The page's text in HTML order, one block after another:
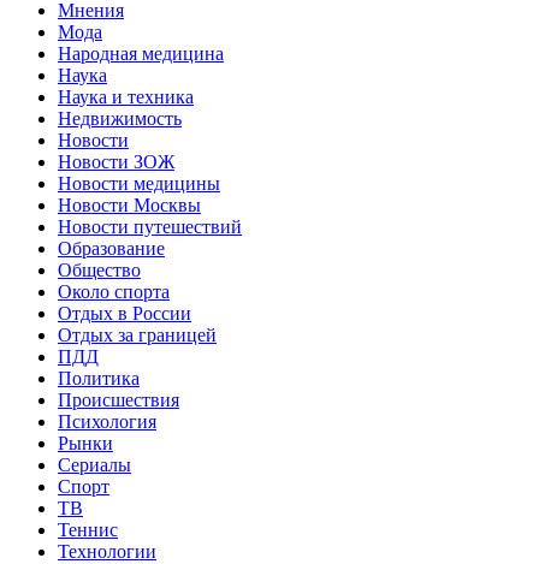
Мнения
Мода
Народная медицина
Наука
Наука и техника
Недвижимость
Новости
Новости ЗОЖ
Новости медицины
Новости Москвы
Новости путешествий
Образование
Общество
Около спорта
Отдых в России
Отдых за границей
ПДД
Политика
Происшествия
Психология
Рынки
Сериалы
Спорт
ТВ
Теннис
Технологии